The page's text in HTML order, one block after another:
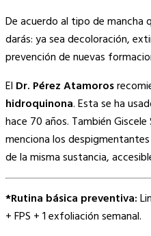
De acuerdo al tipo de mancha
darás: ya sea decoloración,
prevención de nuevas
El Dr. Pérez Atamoros
hidroquinona. Esta se ha
hace 70 años. También
menciona los
de la misma sustancia,
*Rutina básica preventiva:
+ FPS + 1 exfoliación semanal.